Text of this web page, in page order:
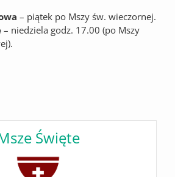
– piątek po Mszy św. wieczornej.
– niedziela godz. 17.00 (po Mszy
Święte